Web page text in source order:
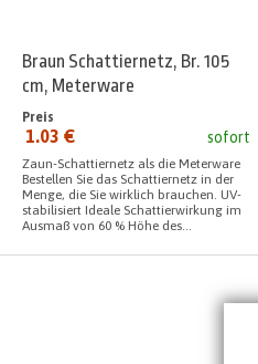
Braun Schattiernetz, Br. 105
cm, Meterware
sofort
Preis
seit:
1.03 €
Zaun-Schattiernetz als die Meterware
Bestellen Sie das Schattiernetz in der
Menge, die Sie wirklich brauchen. UV-
stabilisiert Ideale Schattierwirkung im
Ausmaß von 60 % Höhe des...